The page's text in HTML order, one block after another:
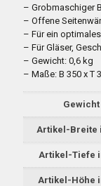
– Grobmaschiger
– Offene
– Für ein
– Für Gläser,
– Gewicht: 0,6 kg
– Maße: B 350 x T
Gewicht
Artikel-Breite
Artikel-Tiefe
Artikel-Höhe